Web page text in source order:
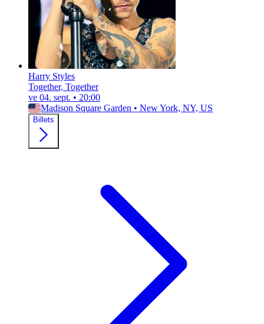
Harry Styles
Together, Together
ve 04. sept. • 20:00
Madison Square Garden • New York, NY, US
Billets